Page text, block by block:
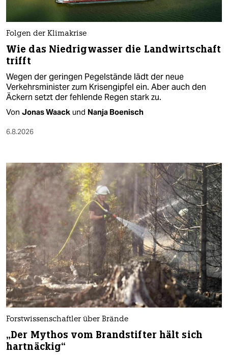
Folgen der Klimakrise
Wie das Niedrigwasser die Landwirtschaft
trifft
Wegen der geringen Pegelstände lädt der neue
Verkehrsminister zum Krisengipfel ein. Aber auch den
Äckern setzt der fehlende Regen stark zu.
Von Jonas Waack und Nanja Boenisch
6.8.2026
Forstwissenschaftler über Brände
„Der Mythos vom Brandstifter hält sich
hartnäckig“